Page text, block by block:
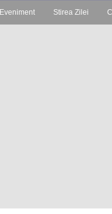
Eveniment Stirea Zilei